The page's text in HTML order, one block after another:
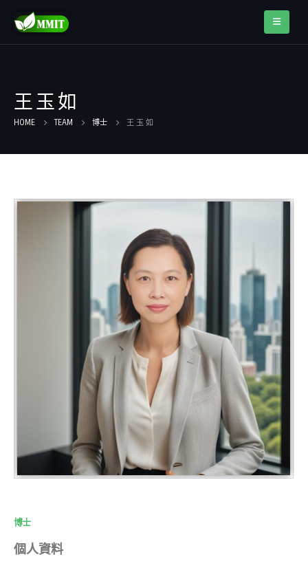
王 玉 如
HOME TEAM 博士 王 玉 如
博士
個人資料